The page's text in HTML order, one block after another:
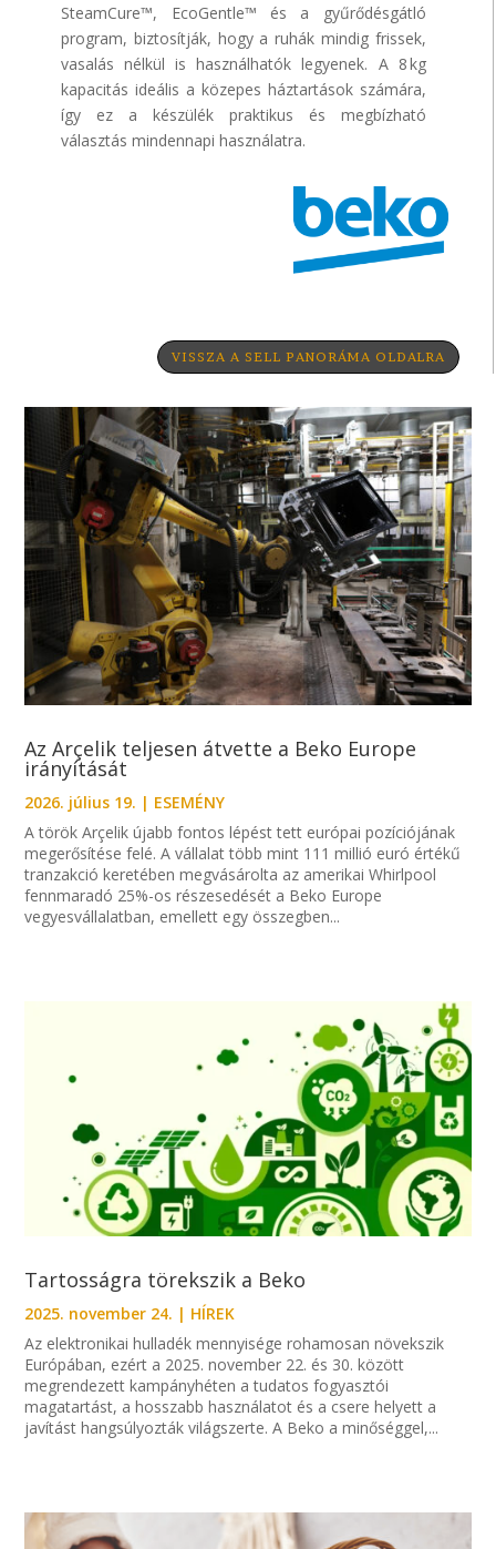
SteamCure™, EcoGentle™ és a gyűrődésgátló
program, biztosítják, hogy a ruhák mindig frissek,
vasalás nélkül is használhatók legyenek. A 8 kg
kapacitás ideális a közepes háztartások számára,
így ez a készülék praktikus és megbízható
választás mindennapi használatra.
VISSZA A SELL PANORÁMA OLDALRA
Az Arçelik teljesen átvette a Beko Europe
irányítását
2026. július 19. | ESEMÉNY
A török Arçelik újabb fontos lépést tett európai pozíciójának
megerősítése felé. A vállalat több mint 111 millió euró értékű
tranzakció keretében megvásárolta az amerikai Whirlpool
fennmaradó 25%-os részesedését a Beko Europe
vegyesvállalatban, emellett egy összegben...
Tartosságra törekszik a Beko
2025. november 24. | HÍREK
Az elektronikai hulladék mennyisége rohamosan növekszik
Európában, ezért a 2025. november 22. és 30. között
megrendezett kampányhéten a tudatos fogyasztói
magatartást, a hosszabb használatot és a csere helyett a
javítást hangsúlyozták világszerte. A Beko a minőséggel,...